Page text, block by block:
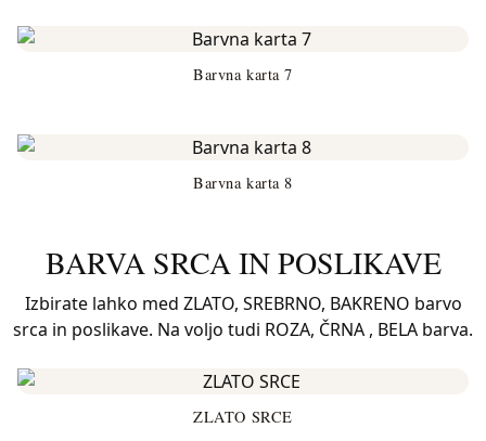
Barvna karta 7
Barvna karta 8
BARVA SRCA IN POSLIKAVE
Izbirate lahko med ZLATO, SREBRNO, BAKRENO barvo
srca in poslikave. Na voljo tudi ROZA, ČRNA , BELA barva.
ZLATO SRCE